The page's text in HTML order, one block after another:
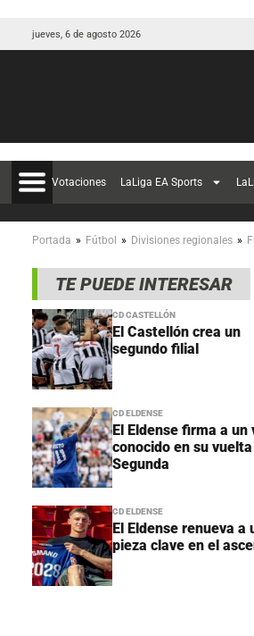
jueves, 6 de agosto 2026
Votaciones LaLiga EA Sports
Portada » Fútbol » Divisiones regionales »
TE PUEDE INTERESAR
CD CASTELLÓN
El Castellón crea un
segundo filial
CD ELDENSE
El Eldense firma a un
conocido en su vuelta
Segunda
CD ELDENSE
El Eldense renueva a
pieza clave en el